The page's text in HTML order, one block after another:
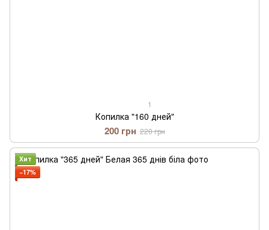
1
Копилка "160 дней"
200 грн 220 грн
Хит
−17%